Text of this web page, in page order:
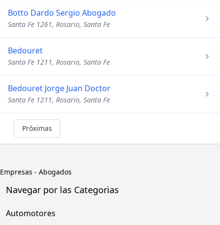
Botto Dardo Sergio Abogado
Santa Fe 1261, Rosario, Santa Fe
Bedouret
Santa Fe 1211, Rosario, Santa Fe
Bedouret Jorge Juan Doctor
Santa Fe 1211, Rosario, Santa Fe
Próximas
Empresas - Abogados
Navegar por las Categorias
Automotores